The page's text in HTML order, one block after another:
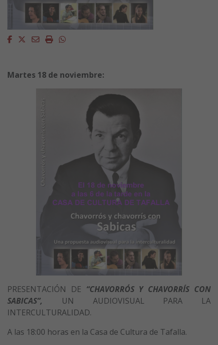
Facebook
Twitter
EmailImprimirWhatsapp
Martes 18 de noviembre:
PRESENTACIÓN DE “CHAVORRÓS Y CHAVORRÍS CON
SABICAS”, UN AUDIOVISUAL PARA LA
INTERCULTURALIDAD.
A las 18:00 horas en la Casa de Cultura de Tafalla.